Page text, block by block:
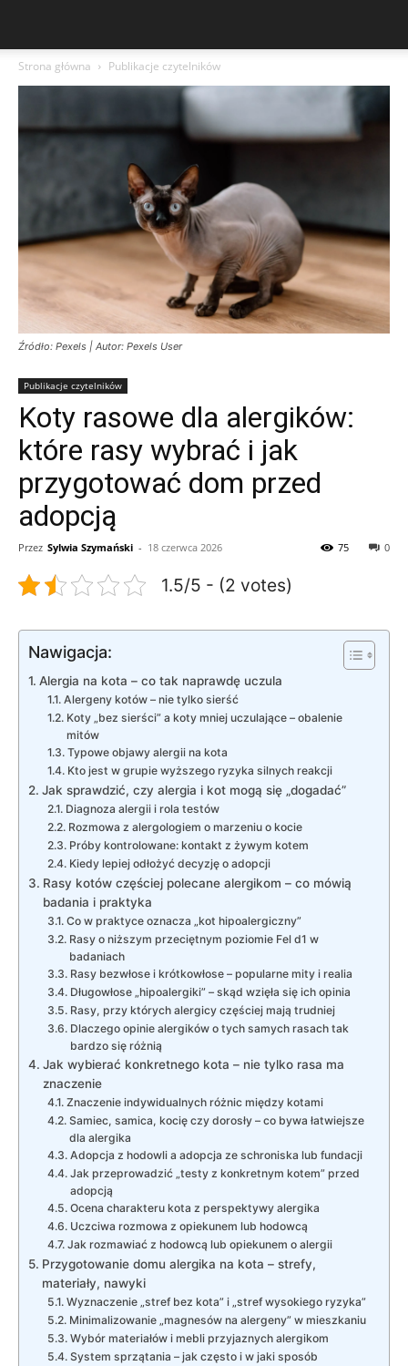
Strona główna Publikacje czytelników
Źródło: Pexels | Autor: Pexels User
Publikacje czytelników
Koty rasowe dla alergików:
które rasy wybrać i jak
przygotować dom przed
adopcją
Przez Sylwia Szymański - 18 czerwca 2026 0
75
1.5/5 - (2 votes)
Nawigacja:
Alergia na kota – co tak naprawdę uczula
Alergeny kotów – nie tylko sierść
Koty „bez sierści” a koty mniej uczulające – obalenie
mitów
Typowe objawy alergii na kota
Kto jest w grupie wyższego ryzyka silnych reakcji
Jak sprawdzić, czy alergia i kot mogą się „dogadać”
Diagnoza alergii i rola testów
Rozmowa z alergologiem o marzeniu o kocie
Próby kontrolowane: kontakt z żywym kotem
Kiedy lepiej odłożyć decyzję o adopcji
Rasy kotów częściej polecane alergikom – co mówią
badania i praktyka
Co w praktyce oznacza „kot hipoalergiczny”
Rasy o niższym przeciętnym poziomie Fel d1 w
badaniach
Rasy bezwłose i krótkowłose – popularne mity i realia
Długowłose „hipoalergiki” – skąd wzięła się ich opinia
Rasy, przy których alergicy częściej mają trudniej
Dlaczego opinie alergików o tych samych rasach tak
bardzo się różnią
Jak wybierać konkretnego kota – nie tylko rasa ma
znaczenie
Znaczenie indywidualnych różnic między kotami
Samiec, samica, kocię czy dorosły – co bywa łatwiejsze
dla alergika
Adopcja z hodowli a adopcja ze schroniska lub fundacji
Jak przeprowadzić „testy z konkretnym kotem” przed
adopcją
Ocena charakteru kota z perspektywy alergika
Uczciwa rozmowa z opiekunem lub hodowcą
Jak rozmawiać z hodowcą lub opiekunem o alergii
Przygotowanie domu alergika na kota – strefy,
materiały, nawyki
Wyznaczenie „stref bez kota” i „stref wysokiego ryzyka”
Minimalizowanie „magnesów na alergeny” w mieszkaniu
Wybór materiałów i mebli przyjaznych alergikom
System sprzątania – jak często i w jaki sposób